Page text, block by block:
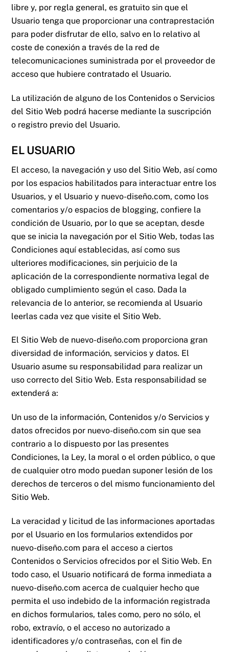
libre y, por regla general, es gratuito sin que el
Usuario tenga que proporcionar una contraprestación
para poder disfrutar de ello, salvo en lo relativo al
coste de conexión a través de la red de
telecomunicaciones suministrada por el proveedor de
acceso que hubiere contratado el Usuario.
La utilización de alguno de los Contenidos o Servicios
del Sitio Web podrá hacerse mediante la suscripción
o registro previo del Usuario.
EL USUARIO
El acceso, la navegación y uso del Sitio Web, así como
por los espacios habilitados para interactuar entre los
Usuarios, y el Usuario y nuevo-diseño.com, como los
comentarios y/o espacios de blogging, confiere la
condición de Usuario, por lo que se aceptan, desde
que se inicia la navegación por el Sitio Web, todas las
Condiciones aquí establecidas, así como sus
ulteriores modificaciones, sin perjuicio de la
aplicación de la correspondiente normativa legal de
obligado cumplimiento según el caso. Dada la
relevancia de lo anterior, se recomienda al Usuario
leerlas cada vez que visite el Sitio Web.
El Sitio Web de nuevo-diseño.com proporciona gran
diversidad de información, servicios y datos. El
Usuario asume su responsabilidad para realizar un
uso correcto del Sitio Web. Esta responsabilidad se
extenderá a:
Un uso de la información, Contenidos y/o Servicios y
datos ofrecidos por nuevo-diseño.com sin que sea
contrario a lo dispuesto por las presentes
Condiciones, la Ley, la moral o el orden público, o que
de cualquier otro modo puedan suponer lesión de los
derechos de terceros o del mismo funcionamiento del
Sitio Web.
La veracidad y licitud de las informaciones aportadas
por el Usuario en los formularios extendidos por
nuevo-diseño.com para el acceso a ciertos
Contenidos o Servicios ofrecidos por el Sitio Web. En
todo caso, el Usuario notificará de forma inmediata a
nuevo-diseño.com acerca de cualquier hecho que
permita el uso indebido de la información registrada
en dichos formularios, tales como, pero no sólo, el
robo, extravío, o el acceso no autorizado a
identificadores y/o contraseñas, con el fin de